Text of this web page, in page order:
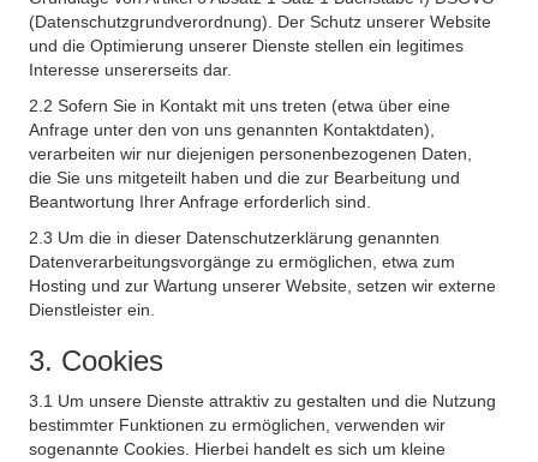
(Datenschutzgrundverordnung). Der Schutz unserer Website
und die Optimierung unserer Dienste stellen ein legitimes
Interesse unsererseits dar.
2.2 Sofern Sie in Kontakt mit uns treten (etwa über eine
Anfrage unter den von uns genannten Kontaktdaten),
verarbeiten wir nur diejenigen personenbezogenen Daten,
die Sie uns mitgeteilt haben und die zur Bearbeitung und
Beantwortung Ihrer Anfrage erforderlich sind.
2.3 Um die in dieser Datenschutzerklärung genannten
Datenverarbeitungsvorgänge zu ermöglichen, etwa zum
Hosting und zur Wartung unserer Website, setzen wir externe
Dienstleister ein.
3. Cookies
3.1 Um unsere Dienste attraktiv zu gestalten und die Nutzung
bestimmter Funktionen zu ermöglichen, verwenden wir
sogenannte Cookies. Hierbei handelt es sich um kleine